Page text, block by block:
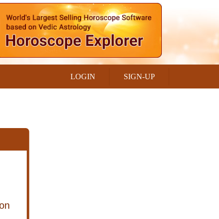
SIGN-UP
LOGIN